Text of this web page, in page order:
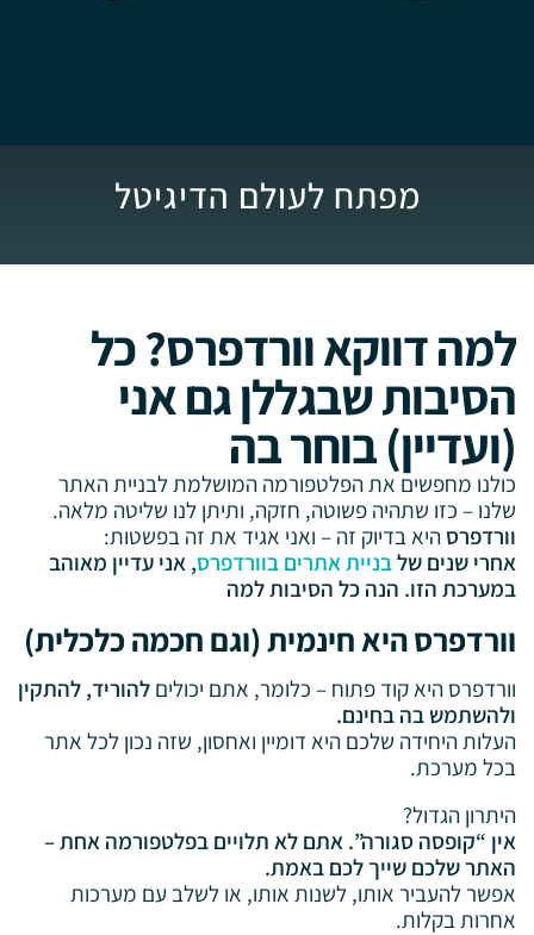
מפתח לעולם הדיגיטל
למה דווקא וורדפרס? כל
הסיבות שבגללן גם אני
(ועדיין) בוחר בה
כולנו מחפשים את הפלטפורמה המושלמת לבניית האתר
שלנו – כזו שתהיה פשוטה, חזקה, ותיתן לנו שליטה מלאה.
וורדפרסהיא בדיוק זה – ואני אגיד את זה בפשטות:
אחרי שנים שלבניית אתרים בוורדפרס, אני עדיין מאוהב
במערכת הזו. הנה כל הסיבות למה
וורדפרס היא חינמית (וגם חכמה כלכלית)
וורדפרס היא קוד פתוח – כלומר, אתם יכוליםלהוריד, להתקין
ולהשתמש בה בחינם.
העלות היחידה שלכם היא דומיין ואחסון, שזה נכון לכל אתר
בכל מערכת.
היתרון הגדול?
אין “קופסה סגורה”. אתם לא תלויים בפלטפורמה אחת –
האתר שלכם שייך לכם באמת.
אפשר להעביר אותו, לשנות אותו, או לשלב עם מערכות
אחרות בקלות.